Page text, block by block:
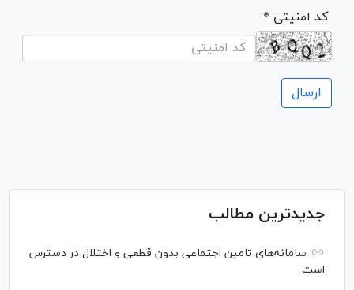
* کد امنیتی
جدیدترین مطالب
سامانه‌های تامین اجتماعی بدون قطعی و اختلال در دسترس
است